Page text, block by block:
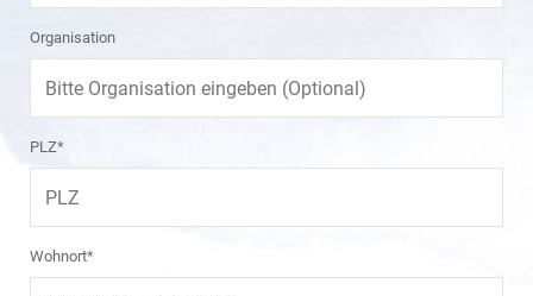
Organisation
PLZ*
Wohnort*